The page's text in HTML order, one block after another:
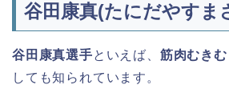
谷田康真(たにだやすま
谷田康真選手といえば、 筋肉むきむ
しても知られています。